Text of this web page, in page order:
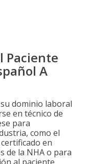
Paciente
A
dominio laboral
en técnico de
para
como el
en
de la NHA o para